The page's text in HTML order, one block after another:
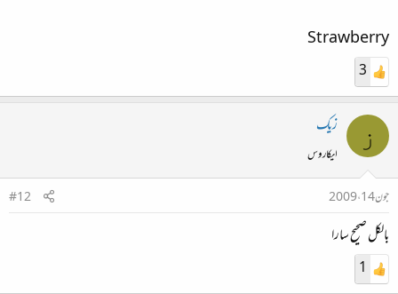
Strawberry
3
ز زیک
ایکاروس
جون 14، 2009
#12
بالکل صحیح سارا
1